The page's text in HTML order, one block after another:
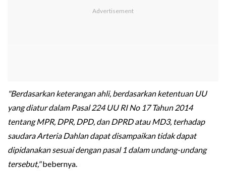
"Berdasarkan keterangan ahli, berdasarkan ketentuan UU
yang diatur dalam Pasal 224 UU RI No 17 Tahun 2014
tentang MPR, DPR, DPD, dan DPRD atau MD3, terhadap
saudara Arteria Dahlan dapat disampaikan tidak dapat
dipidanakan sesuai dengan pasal 1 dalam undang-undang
tersebut,"bebernya.